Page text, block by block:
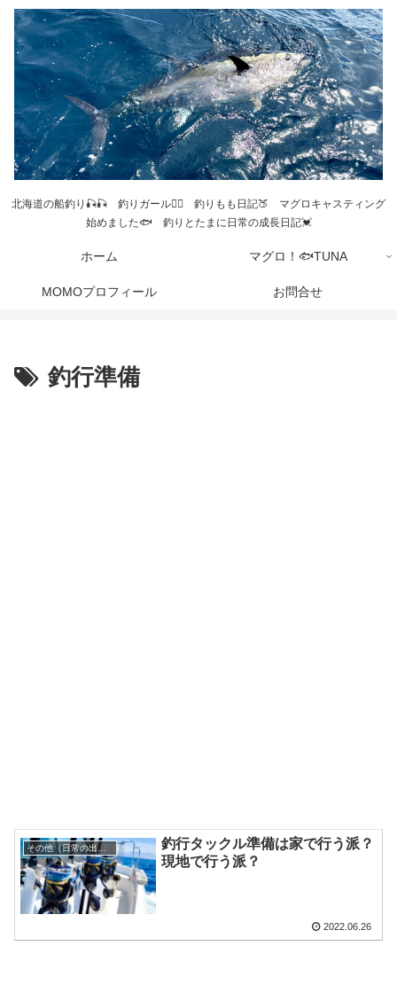
北海道の船釣り🎣🎣 釣りガール💁‍♀️ 釣りもも日記🍑 マグロキャスティング
始めました🐟 釣りとたまに日常の成長日記💓
ホーム マグロ！🐟TUNA
MOMOプロフィール お問合せ
釣行準備
その他（日常の出来事）
釣行タックル準備は家で行う派？
現地で行う派？
2022.06.26